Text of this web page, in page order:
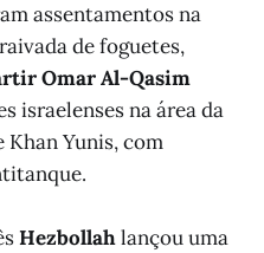
assentamentos na
de foguetes,
Omar Al-Qasim
israelenses na área da
Khan Yunis, com
Hezbollahlançou uma